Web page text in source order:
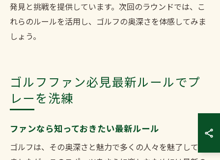
発見と挑戦を提供しています。次回のラウンドでは、こ
れらのルールを活用し、ゴルフの奥深さを体感してみま
しょう。
ゴルフファン必見最新ルールでプ
レーを洗練
ファンなら知っておきたい最新ルール
ゴルフは、その奥深さと魅力で多くの人々を魅了してき